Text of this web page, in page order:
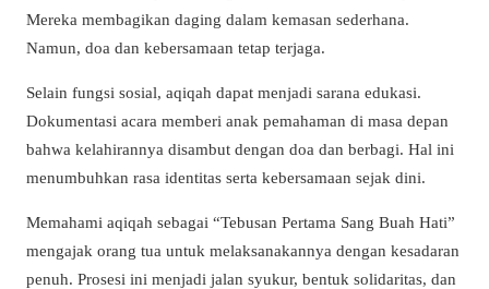
Mereka membagikan daging dalam kemasan sederhana.
Namun, doa dan kebersamaan tetap terjaga.
Selain fungsi sosial, aqiqah dapat menjadi sarana edukasi.
Dokumentasi acara memberi anak pemahaman di masa depan
bahwa kelahirannya disambut dengan doa dan berbagi. Hal ini
menumbuhkan rasa identitas serta kebersamaan sejak dini.
Memahami aqiqah sebagai “Tebusan Pertama Sang Buah Hati”
mengajak orang tua untuk melaksanakannya dengan kesadaran
penuh. Prosesi ini menjadi jalan syukur, bentuk solidaritas, dan